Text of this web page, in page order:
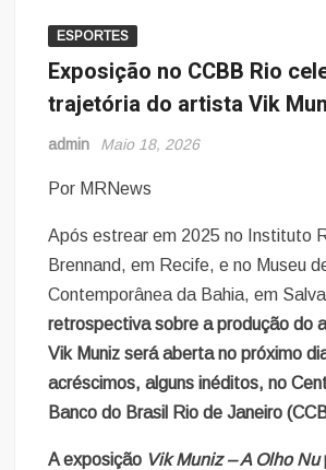
ESPORTES
Exposição no CCBB Rio
trajetória do artista Vik
admin Maio 18, 2026
Por MRNews
Após estrear em 2025 no Instituto
Brennand, em Recife, e no Museu
Contemporânea da Bahia, em
retrospectiva sobre a produção do
Vik Muniz será aberta no próximo
acréscimos, alguns inéditos, no
Banco do Brasil Rio de Janeiro
A exposição Vik Muniz – A Olho Nu